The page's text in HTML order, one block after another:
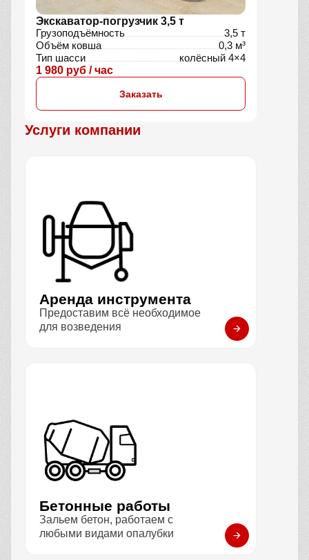
Экскаватор-погрузчик 3,5 т
Грузоподъёмность
3,5 т
Объём ковша
0,3 м³
Тип шасси
колёсный 4×4
1 980 руб / час
Заказать
Услуги компании
Аренда инструмента
Предоставим всё необходимое
для возведения
Бетонные работы
Зальем бетон, работаем с
любыми видами опалубки